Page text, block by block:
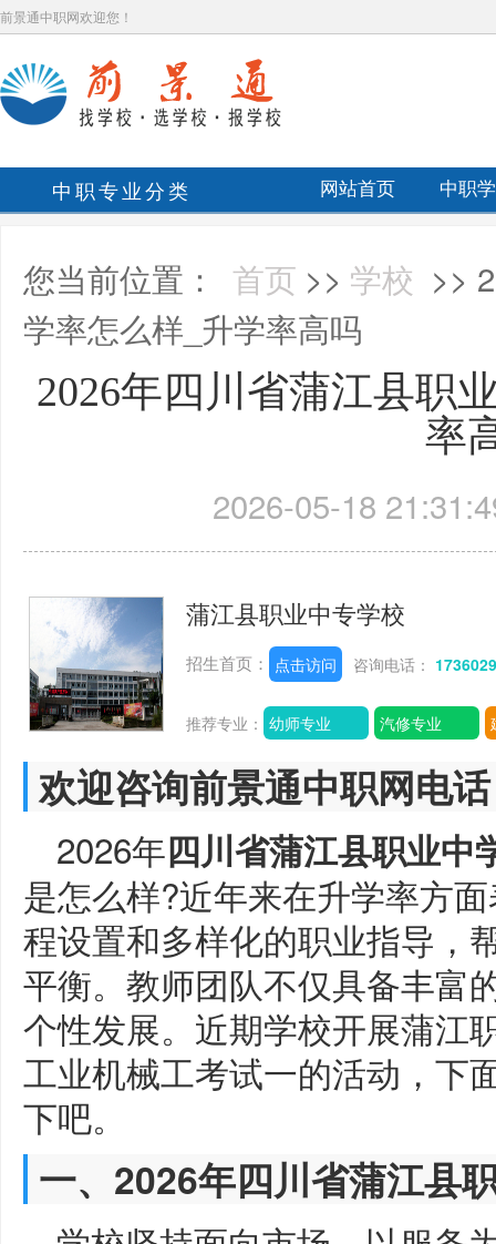
前景通中职网欢迎您！
中职专业分类 网站首页 中职
您当前位置： 首页 >> 学校 >>
学率怎么样_升学率高吗
2026年四川省蒲江县职
率
2026-05-18
蒲江县职业中专学校
招生首页： 点击访问 咨询电话：
推荐专业： 幼师专业 汽修专业
欢迎咨询前景通中职网电
2026年四川省蒲江县职业中
是怎么样?近年来在升学率方
程设置和多样化的职业指导，
平衡。教师团队不仅具备丰富
个性发展。近期学校开展蒲江
工业机械工考试一的活动，下
下吧。
一、2026年四川省蒲江县